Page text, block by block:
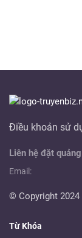
Điều khoản sử
Liên hệ đặt
Email:
© Copyright
Từ Khóa